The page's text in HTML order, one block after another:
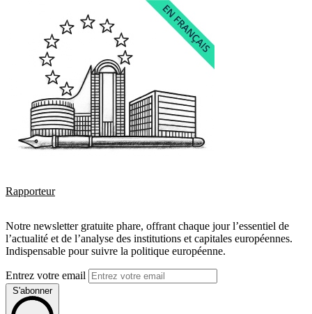
Rapporteur
Notre newsletter gratuite phare, offrant chaque jour l’essentiel de
l’actualité et de l’analyse des institutions et capitales européennes.
Indispensable pour suivre la politique européenne.
Entrez votre email
S'abonner